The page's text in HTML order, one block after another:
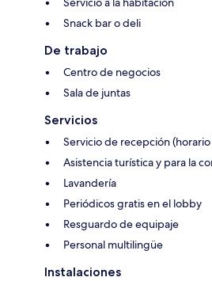
Snack bar o deli
De trabajo
Centro de negocios
Sala de juntas
Servicios
Servicio de recepción
Asistencia turística y para la
Lavandería
Periódicos gratis en el lobby
Resguardo de equipaje
Personal multilingüe
Instalaciones